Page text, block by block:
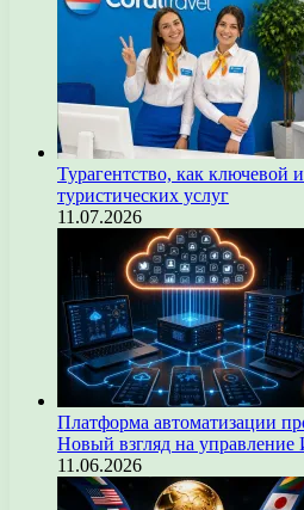
Турагентство, как ключевой
туристических услуг
11.07.2026
Платформа автоматизации
Новый взгляд на
11.06.2026